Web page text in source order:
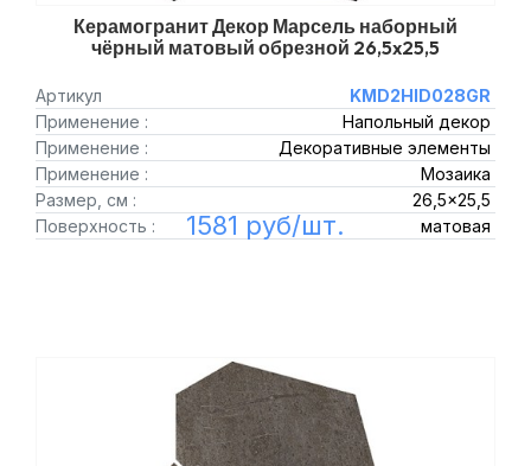
Керамогранит Декор Марсель наборный
чёрный матовый обрезной 26,5x25,5
Артикул
KMD2HID028GR
Применение :
Напольный декор
Применение :
Декоративные элементы
Применение :
Мозаика
Размер, см :
26,5x25,5
Поверхность :
матовая
1581 руб/шт.